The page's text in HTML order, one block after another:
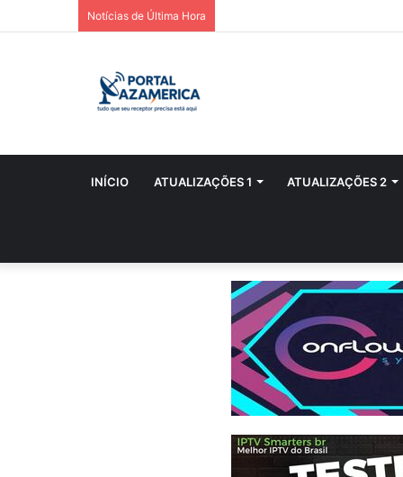
Notícias de Última Hora
INÍCIO ATUALIZAÇÕES 1 ATUALIZAÇÕES 2